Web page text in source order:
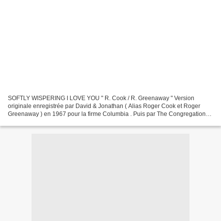
SOFTLY WISPERING I LOVE YOU " R. Cook / R. Greenaway " Version
originale enregistrée par David & Jonathan ( Alias Roger Cook et Roger
Greenaway ) en 1967 pour la firme Columbia . Puis par The Congregation